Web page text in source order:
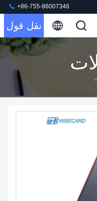
+86-755-86007346
نقل قول